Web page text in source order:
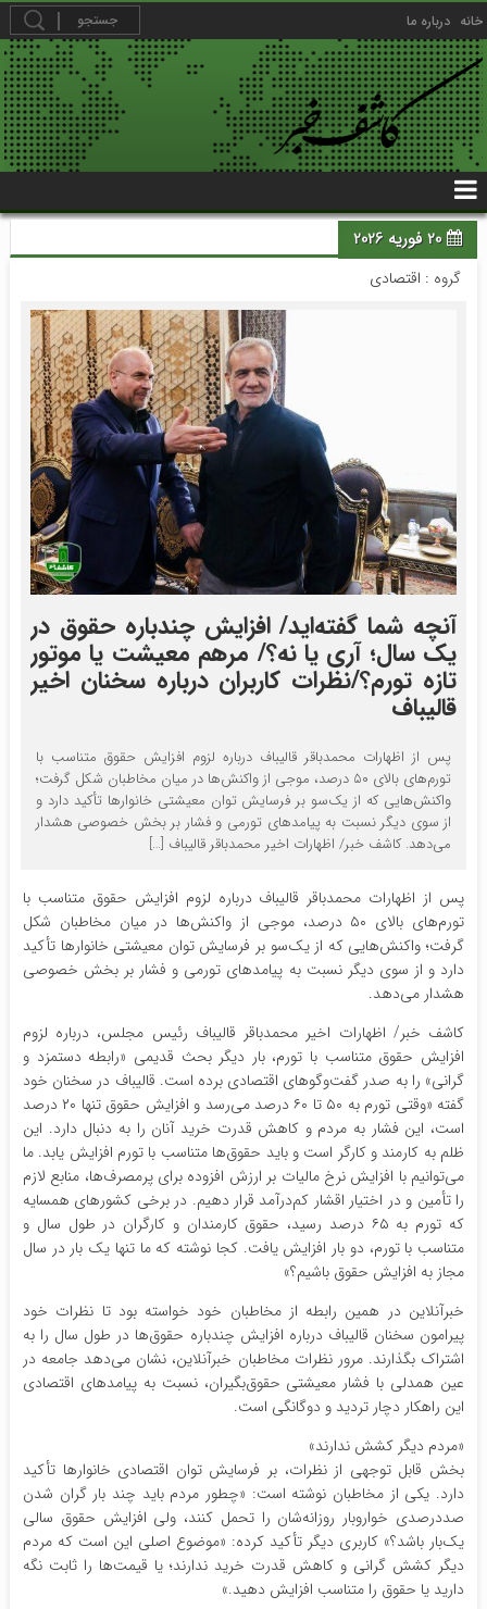
خانه درباره ما
20 فوریه 2026
گروه : اقتصادی
آنچه شما گفته‌اید/ افزایش چندباره حقوق در
یک سال؛ آری یا نه؟/ مرهم معیشت یا موتور
تازه تورم؟/نظرات کاربران درباره سخنان اخیر
قالیباف
پس از اظهارات محمدباقر قالیباف درباره لزوم افزایش حقوق متناسب با
تورم‌های بالای ۵۰ درصد، موجی از واکنش‌ها در میان مخاطبان شکل گرفت؛
واکنش‌هایی که از یک‌سو بر فرسایش توان معیشتی خانوارها تأکید دارد و
از سوی دیگر نسبت به پیامدهای تورمی و فشار بر بخش خصوصی هشدار
می‌دهد. کاشف خبر/ اظهارات اخیر محمدباقر قالیباف […]
پس از اظهارات محمدباقر قالیباف درباره لزوم افزایش حقوق متناسب با
تورم‌های بالای ۵۰ درصد، موجی از واکنش‌ها در میان مخاطبان شکل
گرفت؛ واکنش‌هایی که از یک‌سو بر فرسایش توان معیشتی خانوارها تأکید
دارد و از سوی دیگر نسبت به پیامدهای تورمی و فشار بر بخش خصوصی
هشدار می‌دهد.
کاشف خبر/ اظهارات اخیر محمدباقر قالیباف رئیس مجلس، درباره لزوم
افزایش حقوق متناسب با تورم، بار دیگر بحث قدیمی «رابطه دستمزد و
گرانی» را به صدر گفت‌وگوهای اقتصادی برده است. قالیباف در سخنان خود
گفته «وقتی تورم به ۵۰ تا ۶۰ درصد می‌رسد و افزایش حقوق تنها ۲۰ درصد
است، این فشار به مردم و کاهش قدرت خرید آنان را به دنبال دارد. این
ظلم به کارمند و کارگر است و باید حقوق‌ها متناسب با تورم افزایش یابد. ما
می‌توانیم با افزایش نرخ مالیات بر ارزش افزوده برای پرمصرف‌ها، منابع لازم
را تأمین و در اختیار اقشار کم‌درآمد قرار دهیم. در برخی کشورهای همسایه
که تورم به ۶۵ درصد رسید، حقوق کارمندان و کارگران در طول سال و
متناسب با تورم، دو بار افزایش یافت. کجا نوشته که ما تنها یک بار در سال
مجاز به افزایش حقوق باشیم؟»
خبرآنلاین در همین رابطه از مخاطبان خود خواسته بود تا نظرات خود
پیرامون سخنان قالیباف درباره افزایش چندباره حقوق‌ها در طول سال را به
اشتراک بگذارند. مرور نظرات مخاطبان خبرآنلاین، نشان می‌دهد جامعه در
عین همدلی با فشار معیشتی حقوق‌بگیران، نسبت به پیامدهای اقتصادی
این راهکار دچار تردید و دوگانگی است.
«مردم دیگر کشش ندارند»
بخش قابل توجهی از نظرات، بر فرسایش توان اقتصادی خانوارها تأکید
دارد. یکی از مخاطبان نوشته است: «چطور مردم باید چند بار گران شدن
صددرصدی خواروبار روزانه‌شان را تحمل کنند، ولی افزایش حقوق سالی
یک‌بار باشد؟» کاربری دیگر تأکید کرده: «موضوع اصلی این است که مردم
دیگر کشش گرانی و کاهش قدرت خرید ندارند؛ یا قیمت‌ها را ثابت نگه
دارید یا حقوق را متناسب افزایش دهید.»